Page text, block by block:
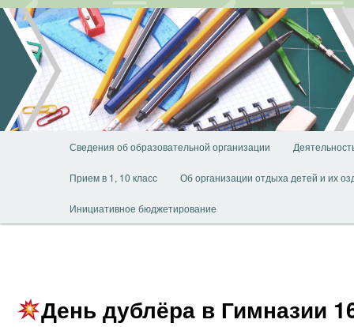
Перейти
основному
содержимому
Сведения об образовательной организации
Прием в 1, 10 класс Об организации отдыха детей и их
Инициативное бюджетирование
День дублёра в Гимназии